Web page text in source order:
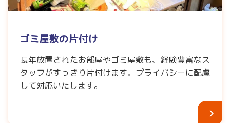
ゴミ屋敷の片付け
長年放置されたお部屋やゴミ屋敷も、経験豊富なス
タッフがすっきり片付けます。プライバシーに配慮
して対応いたします。